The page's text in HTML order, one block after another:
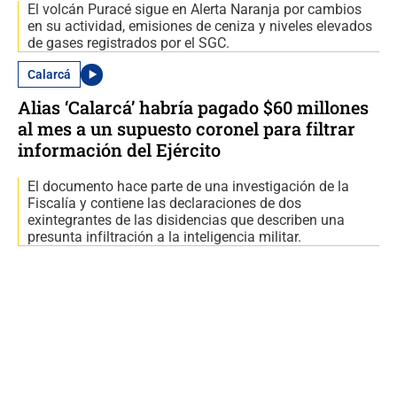
El volcán Puracé sigue en Alerta Naranja por cambios
en su actividad, emisiones de ceniza y niveles elevados
de gases registrados por el SGC.
Calarcá
Alias ‘Calarcá’ habría pagado $60 millones
al mes a un supuesto coronel para filtrar
información del Ejército
El documento hace parte de una investigación de la
Fiscalía y contiene las declaraciones de dos
exintegrantes de las disidencias que describen una
presunta infiltración a la inteligencia militar.